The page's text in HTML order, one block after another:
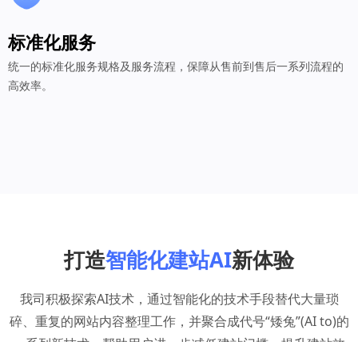
标准化服务
统一的标准化服务规格及服务流程，保障从售前到售后一系列流程的
高效率。
打造智能化建站AI新体验
我司积极探索AI技术，通过智能化的技术手段替代大量琐
碎、重复的网站内容整理工作，并聚合成代号“矮兔”(AI to)的